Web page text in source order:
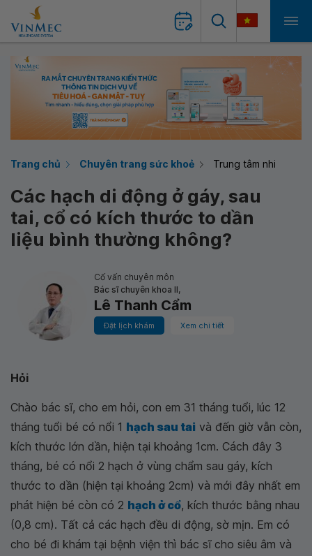
Trang chủ Chuyên trang sức khoẻ Trung tâm nhi
Các hạch di động ở gáy, sau
tai, cổ có kích thước to dần
liệu bình thường không?
Cố vấn chuyên môn
Bác sĩ chuyên khoa II,
Lê Thanh Cẩm
Đặt lịch khám Xem chi tiết
Hỏi
Chào bác sĩ, cho em hỏi, con em 31 tháng tuổi, lúc 12
tháng tuổi bé có nổi 1 hạch sau tai và đến giờ vẫn còn,
kích thước lớn dần, hiện tại khoảng 1cm. Cách đây 3
tháng, bé có nổi 2 hạch ở vùng chẩm sau gáy, kích
thước to dần (hiện tại khoảng 2cm) và mới đây nhất em
phát hiện bé còn có 2 hạch ở cổ, kích thước bằng nhau
(0,8 cm). Tất cả các hạch đều di động, sờ mịn. Em có
cho bé đi khám tại bệnh viện thì bác sĩ cho siêu âm và